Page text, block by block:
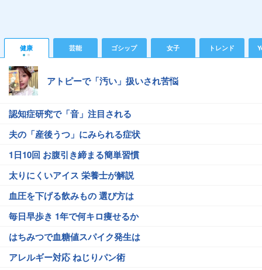
健康 芸能 ゴシップ 女子 トレンド
アトピーで「汚い」扱いされ苦悩
認知症研究で「音」注目される
夫の「産後うつ」にみられる症状
1日10回 お腹引き締まる簡単習慣
太りにくいアイス 栄養士が解説
血圧を下げる飲みもの 選び方は
毎日早歩き 1年で何キロ痩せるか
はちみつで血糖値スパイク発生は
アレルギー対応 ねじりパン術